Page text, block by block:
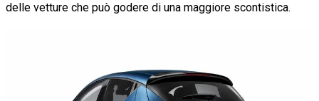
delle vetture che può godere di una maggiore scontistica.